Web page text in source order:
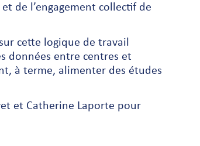
de l’engagement collectif de
cette logique de travail
données entre centres et
à terme, alimenter des études
et Catherine Laporte pour